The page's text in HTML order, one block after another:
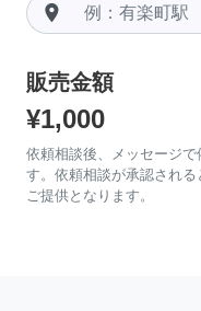
room
販売金額
¥1,000
依頼相談後、メッセージ
す。依頼相談が承認され
ご提供となります。